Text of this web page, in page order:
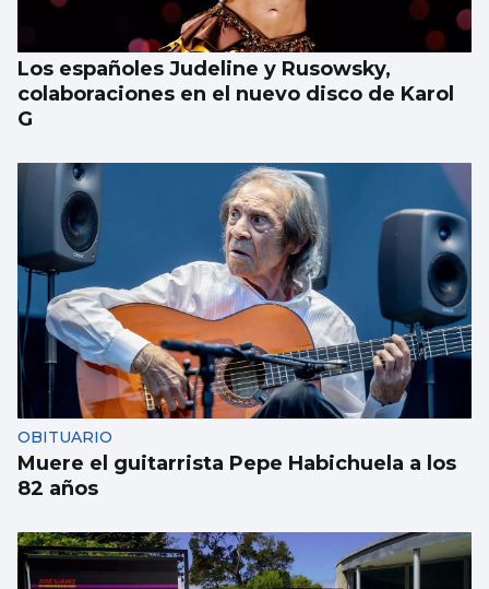
Los españoles Judeline y Rusowsky,
colaboraciones en el nuevo disco de Karol
G
OBITUARIO
Muere el guitarrista Pepe Habichuela a los
82 años